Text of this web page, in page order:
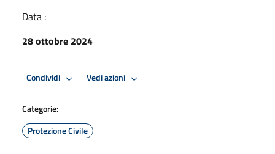
Data :
28 ottobre 2024
Condividi Vedi azioni
Categorie:
Protezione Civile